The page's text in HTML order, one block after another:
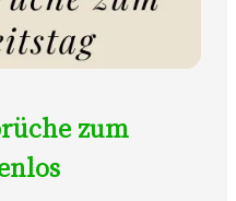
zum